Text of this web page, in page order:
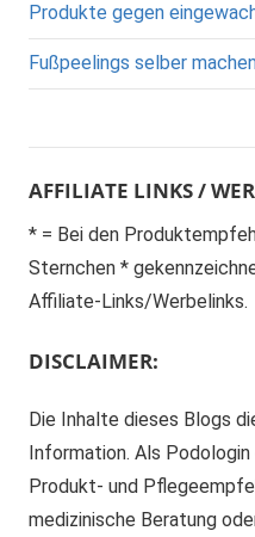
Produkte gegen
Fußpeelings selber
AFFILIATE LINKS /
* = Bei den
Sternchen *
Affiliate-Links/Werbelinks.
DISCLAIMER:
Die Inhalte dieses Blogs
Information. Als
Produkt- und
medizinische Beratung